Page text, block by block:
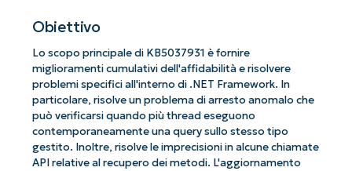
Obiettivo
Lo scopo principale di KB5037931 è fornire
miglioramenti cumulativi dell'affidabilità e risolvere
problemi specifici all'interno di .NET Framework. In
particolare, risolve un problema di arresto anomalo che
può verificarsi quando più thread eseguono
contemporaneamente una query sullo stesso tipo
gestito. Inoltre, risolve le imprecisioni in alcune chiamate
API relative al recupero dei metodi. L'aggiornamento